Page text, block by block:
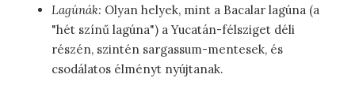
Lagúnák: Olyan helyek, mint a Bacalar lagúna (a
"hét színű lagúna") a Yucatán-félsziget déli
részén, szintén sargassum-mentesek, és
csodálatos élményt nyújtanak.